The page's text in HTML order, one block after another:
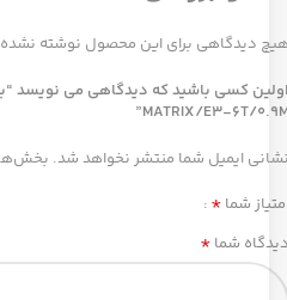
دیدگاهی برای این محصول نوشته
کسی باشید که دیدگاهی می نویسد
MATRIX/E3-6T/
ایمیل شما منتشر نخواهد شد.
شما *
شما *